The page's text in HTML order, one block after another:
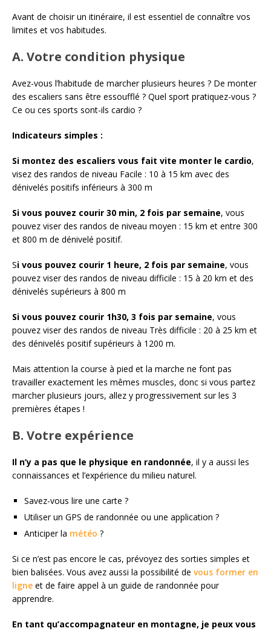
Avant de choisir un itinéraire, il est essentiel de connaître vos
limites et vos habitudes.
A. Votre condition physique
Avez-vous l’habitude de marcher plusieurs heures ? De monter
des escaliers sans être essoufflé ? Quel sport pratiquez-vous ?
Ce ou ces sports sont-ils cardio ?
Indicateurs simples :
Si montez des escaliers vous fait vite monter le cardio,
visez des randos de niveau Facile : 10 à 15 km avec des
dénivelés positifs inférieurs à 300 m
Si vous pouvez courir 30 min, 2 fois par semaine, vous
pouvez viser des randos de niveau moyen : 15 km et entre 300
et 800 m de dénivelé positif.
Si vous pouvez courir 1 heure, 2 fois par semaine, vous
pouvez viser des randos de niveau difficile : 15 à 20 km et des
dénivelés supérieurs à 800 m
Si vous pouvez courir 1h30, 3 fois par semaine, vous
pouvez viser des randos de niveau Très difficile : 20 à 25 km et
des dénivelés positif supérieurs à 1200 m.
Mais attention la course à pied et la marche ne font pas
travailler exactement les mêmes muscles, donc si vous partez
marcher plusieurs jours, allez y progressivement sur les 3
premières étapes !
B. Votre expérience
Il n’y a pas que le physique en randonnée, il y a aussi les
connaissances et l’expérience du milieu naturel.
Savez-vous lire une carte ?
Utiliser un GPS de randonnée ou une application ?
Anticiper la météo ?
Si ce n’est pas encore le cas, prévoyez des sorties simples et
bien balisées. Vous avez aussi la possibilité de vous former en
ligne et de faire appel à un guide de randonnée pour
apprendre.
En tant qu’accompagnateur en montagne, je peux vous